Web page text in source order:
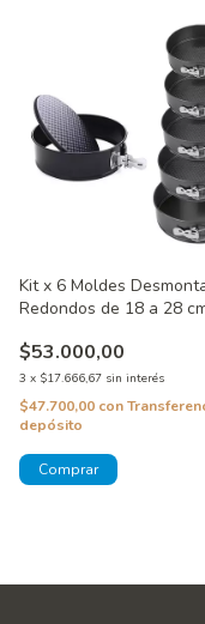
Kit x 6 Moldes
Redondos de 18 a 28
$53.000,00
3 x $17.666,67 sin interés
$47.700,00 con
depósito